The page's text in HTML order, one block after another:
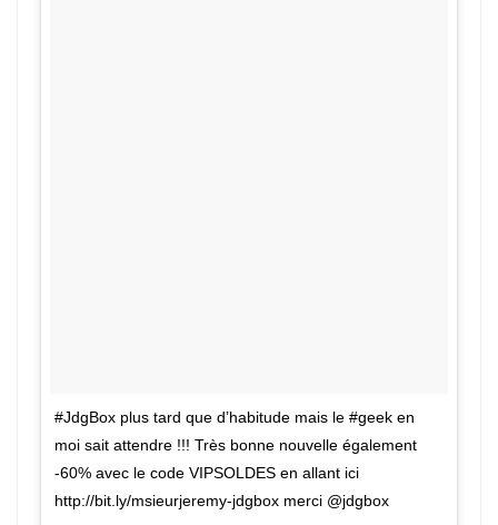
#JdgBox plus tard que d’habitude mais le #geek en
moi sait attendre !!! Très bonne nouvelle également
-60% avec le code VIPSOLDES en allant ici
http://bit.ly/msieurjeremy-jdgbox merci @jdgbox